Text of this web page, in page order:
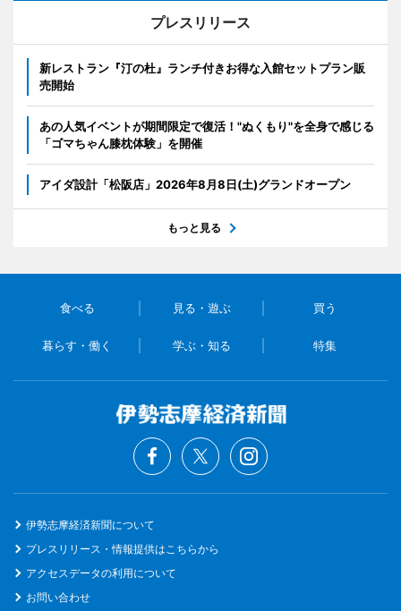
プレスリリース
新レストラン『汀の杜』ランチ付きお得な入館セットプラン販
売開始
あの人気イベントが期間限定で復活！"ぬくもり"を全身で感じる
「ゴマちゃん膝枕体験」を開催
アイダ設計「松阪店」2026年8月8日(土)グランドオープン
もっと見る
食べる 見る・遊ぶ 買う
暮らす・働く 学ぶ・知る 特集
伊勢志摩経済新聞について
プレスリリース・情報提供はこちらから
アクセスデータの利用について
お問い合わせ